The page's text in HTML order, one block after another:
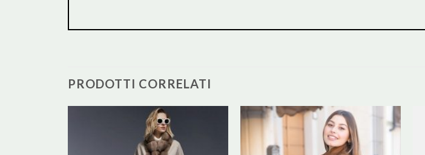
PRODOTTI CORRELATI